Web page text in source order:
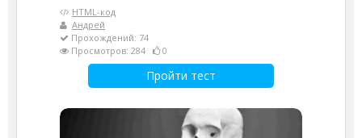
HTML-код
Андрей
Прохождений: 74
Просмотров: 284
0
Пройти тест